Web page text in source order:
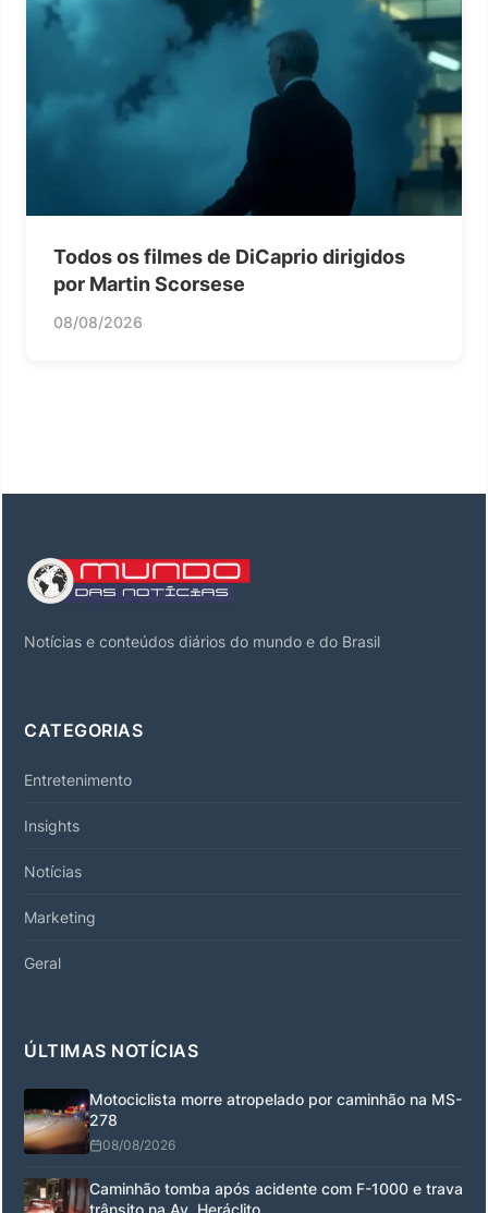
Todos os filmes de DiCaprio dirigidos
por Martin Scorsese
08/08/2026
Notícias e conteúdos diários do mundo e do Brasil
CATEGORIAS
Entretenimento
Insights
Notícias
Marketing
Geral
ÚLTIMAS NOTÍCIAS
Motociclista morre atropelado por caminhão na MS-
278
08/08/2026
Caminhão tomba após acidente com F-1000 e trava
trânsito na Av. Heráclito